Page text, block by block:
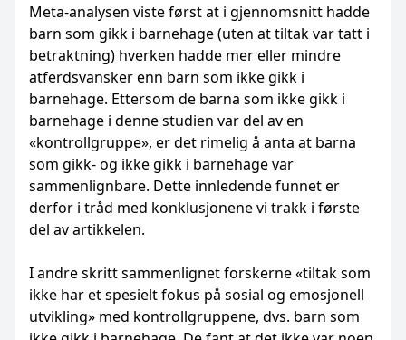
Meta-analysen viste først at i gjennomsnitt hadde
barn som gikk i barnehage (uten at tiltak var tatt i
betraktning) hverken hadde mer eller mindre
atferdsvansker enn barn som ikke gikk i
barnehage. Ettersom de barna som ikke gikk i
barnehage i denne studien var del av en
«kontrollgruppe», er det rimelig å anta at barna
som gikk- og ikke gikk i barnehage var
sammenlignbare. Dette innledende funnet er
derfor i tråd med konklusjonene vi trakk i første
del av artikkelen.
I andre skritt sammenlignet forskerne «tiltak som
ikke har et spesielt fokus på sosial og emosjonell
utvikling» med kontrollgruppene, dvs. barn som